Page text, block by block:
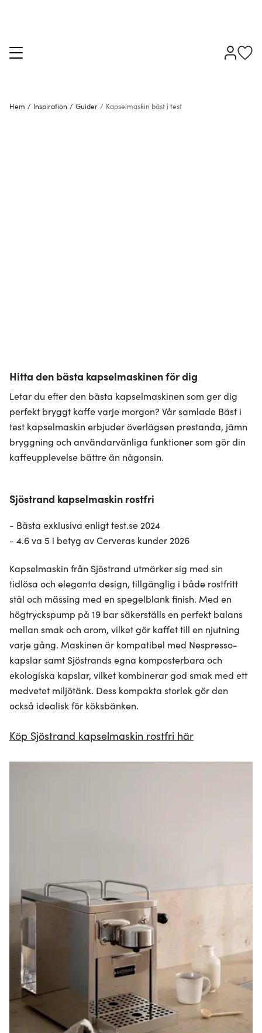
Hem / Inspiration / Guider / Kapselmaskin bäst i test
Hitta den bästa kapselmaskinen för dig
Letar du efter den bästa kapselmaskinen som ger dig
perfekt bryggt kaffe varje morgon? Vår samlade Bäst i
test kapselmaskin erbjuder överlägsen prestanda, jämn
bryggning och användarvänliga funktioner som gör din
kaffeupplevelse bättre än någonsin.
Sjöstrand kapselmaskin rostfri
- Bästa exklusiva enligt test.se 2024
- 4.6 va 5 i betyg av Cerveras kunder 2026
Kapselmaskin från Sjöstrand utmärker sig med sin
tidlösa och eleganta design, tillgänglig i både rostfritt
stål och mässing med en spegelblank finish. Med en
högtryckspump på 19 bar säkerställs en perfekt balans
mellan smak och arom, vilket gör kaffet till en njutning
varje gång. Maskinen är kompatibel med Nespresso-
kapslar samt Sjöstrands egna komposterbara och
ekologiska kapslar, vilket kombinerar god smak med ett
medvetet miljötänk. Dess kompakta storlek gör den
också idealisk för köksbänken.
Köp Sjöstrand kapselmaskin rostfri här